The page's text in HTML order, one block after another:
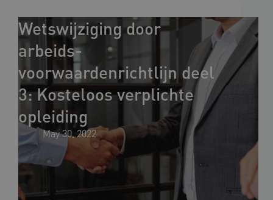
Wetswijziging door
arbeids­
voorwaardenrichtlijn deel
3: Kosteloos verplichte
opleiding
May 30, 2022